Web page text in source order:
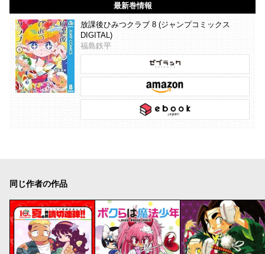
最新巻情報
放課後ひみつクラブ 8 (ジャンプコミックス
DIGITAL)
福島鉄平
同じ作者の作品